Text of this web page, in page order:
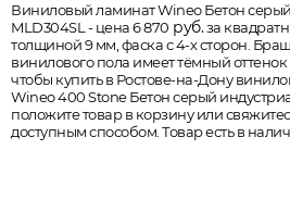
Виниловый ламинат Wineo Бетон
MLD304SL - цена 6 870 руб.за
толщиной 9 мм, фаска с 4-х сторон.
винилового пола имеет тёмный оттенок
чтобы купить в Ростове-на-Дону
Wineo 400 Stone Бетон серый
положите товар в корзину или
доступным способом. Товар есть в